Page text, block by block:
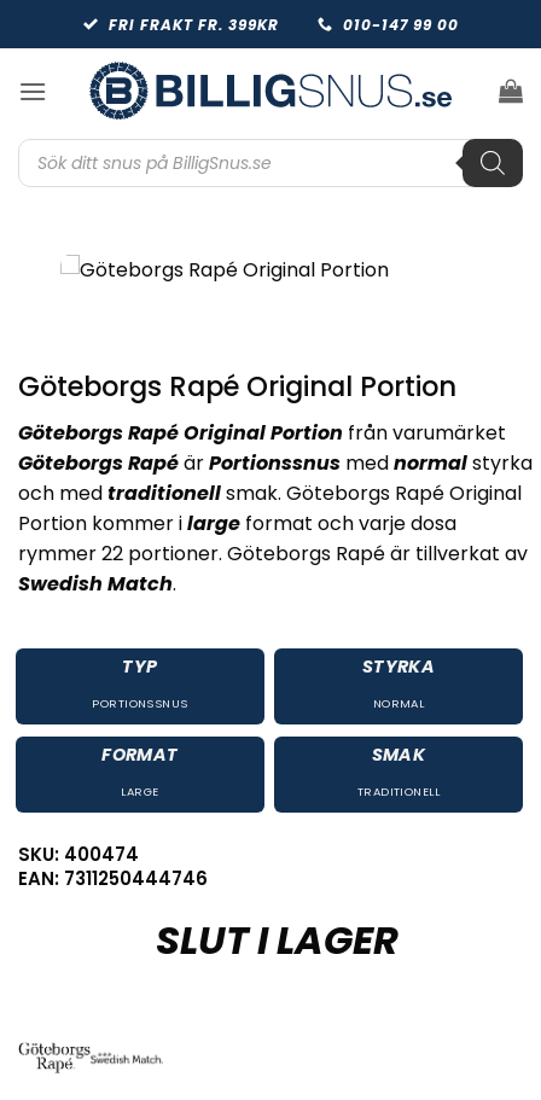
to
FRI FRAKT FR. 399KR 010-147 99 00
Produktsökning
Göteborgs Rapé Original Portion
Göteborgs Rapé Original Portion från varumärket
Göteborgs RapéärPortionssnus mednormalstyrka
och medtraditionellsmak. Göteborgs Rapé Original
Portion kommer ilarge format och varje dosa
rymmer 22 portioner. Göteborgs Rapé är tillverkat av
Swedish Match.
TYP
PORTIONSSNUS
STYRKA
NORMAL
FORMAT
LARGE
SMAK
TRADITIONELL
SKU: 400474
EAN: 7311250444746
SLUT I LAGER